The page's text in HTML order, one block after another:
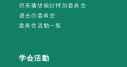
将来構想検討特別委員会
過去の委員会
委員会活動一覧
学会活動